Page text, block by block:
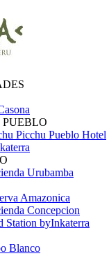
Picchu Pueblo Hotel
Urubamba
Amazonica
Concepcion
Station byInkaterra
Blanco